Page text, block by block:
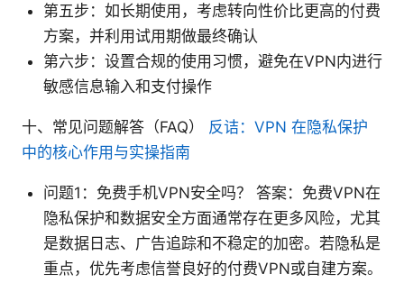
第五步：如长期使用，考虑转向性价比更高的付费
方案，并利用试用期做最终确认
第六步：设置合规的使用习惯，避免在VPN内进行
敏感信息输入和支付操作
十、常见问题解答（FAQ） 反诘：VPN 在隐私保护
中的核心作用与实操指南
问题1：免费手机VPN安全吗？ 答案：免费VPN在
隐私保护和数据安全方面通常存在更多风险，尤其
是数据日志、广告追踪和不稳定的加密。若隐私是
重点，优先考虑信誉良好的付费VPN或自建方案。